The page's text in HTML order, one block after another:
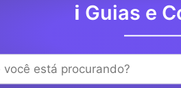
ℹ️ Guias e